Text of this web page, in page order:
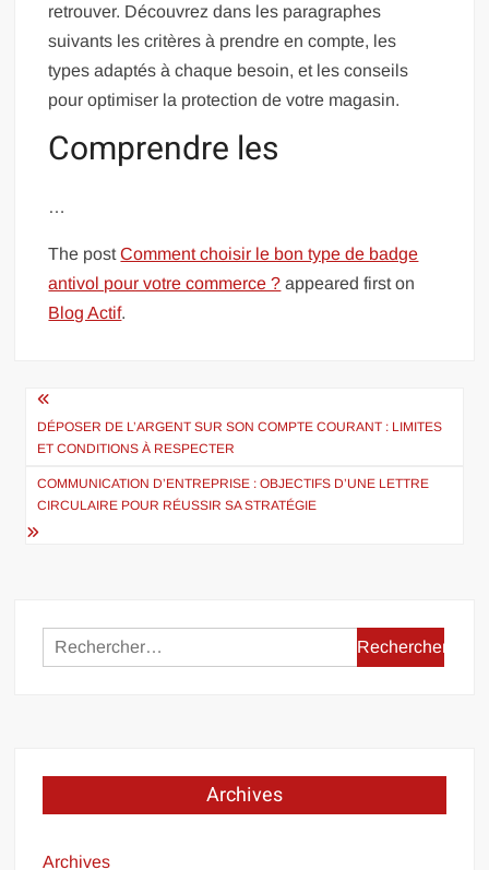
retrouver. Découvrez dans les paragraphes
suivants les critères à prendre en compte, les
types adaptés à chaque besoin, et les conseils
pour optimiser la protection de votre magasin.
Comprendre les
…
The postComment choisir le bon type de badge
antivol pour votre commerce ? appeared first on
Blog Actif.
Navigation
de
l’article
DÉPOSER DE L’ARGENT SUR SON COMPTE COURANT : LIMITES
ET CONDITIONS À RESPECTER
COMMUNICATION D’ENTREPRISE : OBJECTIFS D’UNE LETTRE
CIRCULAIRE POUR RÉUSSIR SA STRATÉGIE
Rechercher :
Archives
Archives